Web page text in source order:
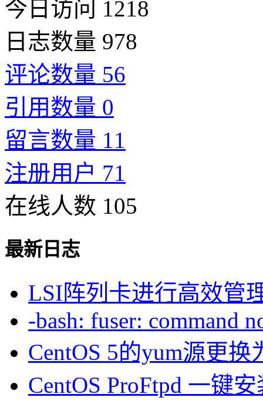
今日访问 1218
日志数量 978
评论数量 56
引用数量 0
留言数量 11
注册用户 71
在线人数 105
最新日志
LSI阵列卡进行高效管
-bash: fuser: command
CentOS 5的yum源更
CentOS ProFtpd 一键